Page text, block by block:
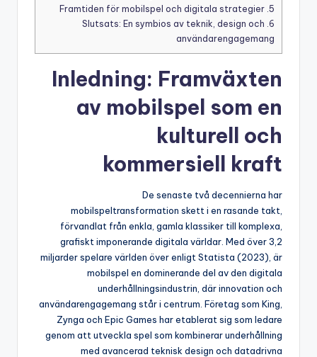
5.
6.
Slutsats: En symbios av teknik, design och
användarengagemang
Inledning: Framväxten
av mobilspel som en
kulturell och
kommersiell kraft
De senaste två decennierna har
mobilspeltransformation skett i en rasande takt,
förvandlat från enkla, gamla klassiker till komplexa,
grafiskt imponerande digitala världar. Med över 3,2
miljarder spelare världen över enligt Statista (2023), är
mobilspel en dominerande del av den digitala
underhållningsindustrin, där innovation och
användarengagemang står i centrum. Företag som King,
Zynga och Epic Games har etablerat sig som ledare
genom att utveckla spel som kombinerar underhållning
med avancerad teknisk design och datadrivna